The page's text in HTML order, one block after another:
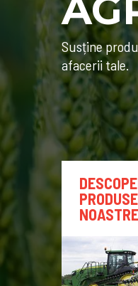
Susține
afacerii tale.
NOASTRE